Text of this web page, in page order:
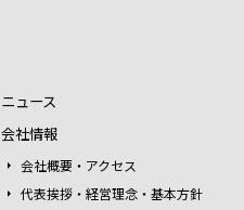
ニュース
会社情報
会社概要・アクセス
代表挨拶・経営理念・基本方針